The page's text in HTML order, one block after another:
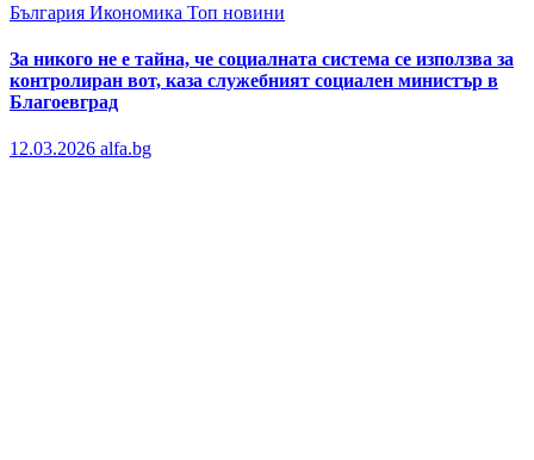
България Икономика Топ новини
За никого не е тайна, че социалната система се използва за
контролиран вот, каза служебният социален министър в
Благоевград
12.03.2026 alfa.bg